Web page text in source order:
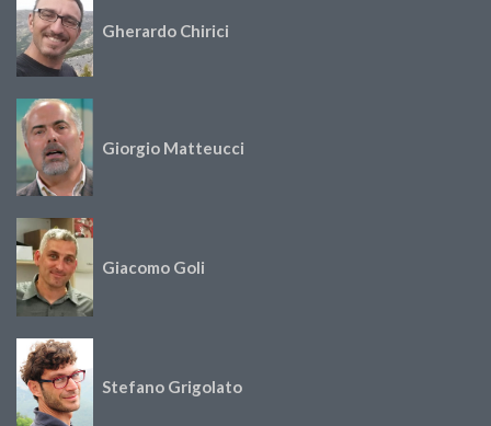
Gherardo Chirici
Giorgio Matteucci
Giacomo Goli
Stefano Grigolato